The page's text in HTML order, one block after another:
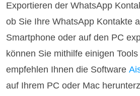
Exportieren der WhatsApp
ob Sie Ihre WhatsApp Kontakte
Smartphone oder auf den PC
können Sie mithilfe einigen
empfehlen Ihnen die Software
auf Ihrem PC oder Mac